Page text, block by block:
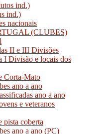
ind.)
ind.)
nacionais
(CLUBES)
II e III Divisões
I Divisão e locais dos
Corta-Mato
ano a ano
ano a ano
e veteranos
pista coberta
ano a ano (PC)